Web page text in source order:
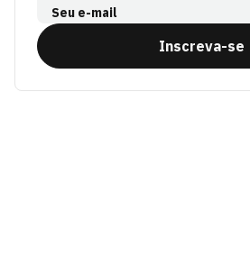
Seu e-mail
Inscreva-se